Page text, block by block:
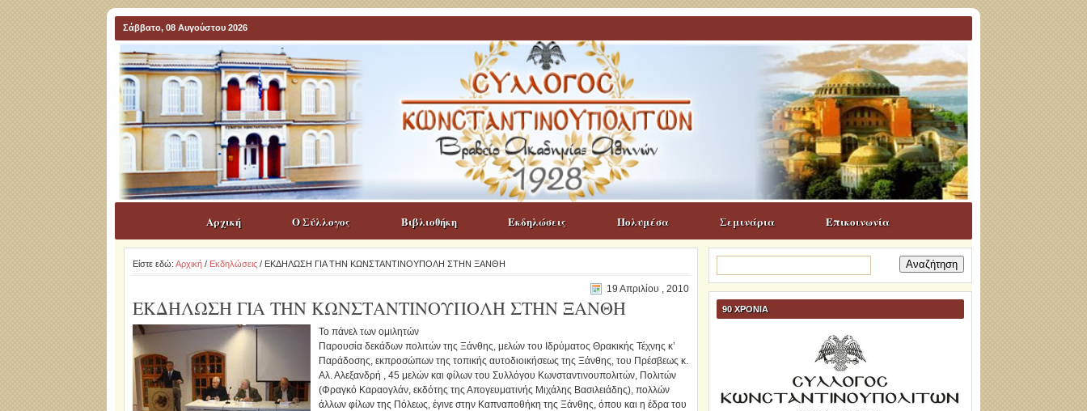
Σάββατο, 08 Αυγούστου 2026
Αρχική Ο Σύλλογος Βιβλιοθήκη Εκδηλώσεις Πολυμέσα Σεμινάρια Επικοινωνία
Είστε εδώ: Αρχική/ Εκδηλώσεις/ ΕΚΔΗΛΩΣΗ ΓΙΑ ΤΗΝ ΚΩΝΣΤΑΝΤΙΝΟΥΠΟΛΗ ΣΤΗΝ ΞΑΝΘΗ
19 Απριλίου , 2010
ΕΚΔΗΛΩΣΗ ΓΙΑ ΤΗΝ ΚΩΝΣΤΑΝΤΙΝΟΥΠΟΛΗ ΣΤΗΝ ΞΑΝΘΗ
Το πάνελ των ομιλητών
Παρουσία δεκάδων πολιτών της Ξάνθης, μελών του Ιδρύματος Θρακικής Τέχνης κ’
Παράδοσης, εκπροσώπων της τοπικής αυτοδιοικήσεως της Ξάνθης, του Πρέσβεως κ.
Αλ. Αλεξανδρή , 45 μελών και φίλων του Συλλόγου Κωνσταντινουπολιτών, Πολιτών
(Φραγκό Καραογλάν, εκδότης της Απογευματινής Μιχάλης Βασιλειάδης), πολλών
άλλων φίλων της Πόλεως, έγινε στην Καπναποθήκη της Ξάνθης, όπου και η έδρα του
για:
90 ΧΡΟΝΙΑ